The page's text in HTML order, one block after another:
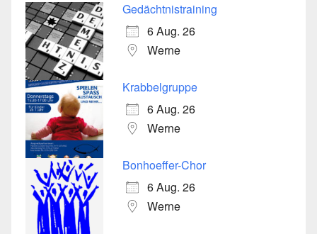
Gedächtnistraining
6 Aug. 26
Werne
Krabbelgruppe
6 Aug. 26
Werne
Bonhoeffer-Chor
6 Aug. 26
Werne